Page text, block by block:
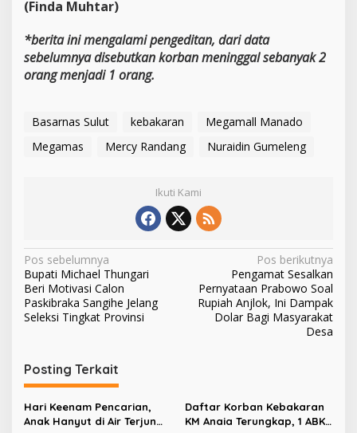
(Finda Muhtar)
*berita ini mengalami pengeditan, dari data
sebelumnya disebutkan korban meninggal sebanyak 2
orang menjadi 1 orang.
Basarnas Sulut kebakaran
Megamall Manado
Megamas
Mercy Randang Nuraidin Gumeleng
Ikuti Kami
N
a
v
i
a
s
i
Pos sebelumnya
Bupati Michael Thungari
Beri Motivasi Calon
Paskibraka Sangihe Jelang
Seleksi Tingkat Provinsi
Pos berikutnya
Pengamat Sesalkan
Pernyataan Prabowo Soal
Rupiah Anjlok, Ini Dampak
Dolar Bagi Masyarakat
Desa
Posting Terkait
Hari Keenam Pencarian,
Anak Hanyut di Air Terjun
Daftar Korban Kebakaran
KM Anaia Terungkap, 1 ABK